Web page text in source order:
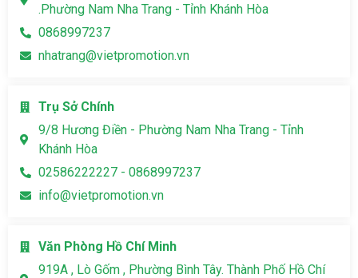
.Phường Nam Nha Trang - Tỉnh Khánh Hòa
0868997237
nhatrang@vietpromotion.vn
Trụ Sở Chính
9/8 Hương Điền - Phường Nam Nha Trang - Tỉnh
Khánh Hòa
02586222227 - 0868997237
info@vietpromotion.vn
Văn Phòng Hồ Chí Minh
919A , Lò Gốm , Phường Bình Tây. Thành Phố Hồ Chí